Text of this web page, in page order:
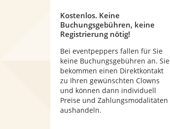
Kostenlos. Keine
Buchungsgebühren, keine
Registrierung nötig!
Bei eventpeppers fallen für Sie
keine Buchungsgebühren an. Sie
bekommen einen Direktkontakt
zu Ihren gewünschten Clowns
und können dann individuell
Preise und Zahlungsmodalitäten
aushandeln.